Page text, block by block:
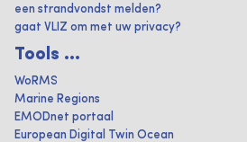
een strandvondst melden?
gaat VLIZ om met uw privacy?
Tools ...
WoRMS
Marine Regions
EMODnet portaal
European Digital Twin Ocean